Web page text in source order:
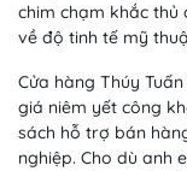
chim chạm khắc
về độ tinh tế mỹ
Cửa hàng Thúy
giá niêm yết công
sách hỗ trợ bán
nghiệp. Cho dù anh